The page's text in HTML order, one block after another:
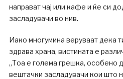
направат чај или кафе и ќе си
засладувачи во нив.
Иако многумина веруваат дека
здрава храна, вистината е
„Тоа е голема грешка, особено
вештачки засладувачи кои што